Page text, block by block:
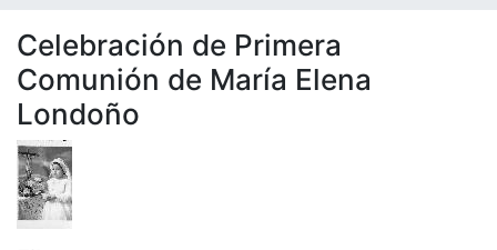
Celebración de Primera
Comunión de María Elena
Londoño